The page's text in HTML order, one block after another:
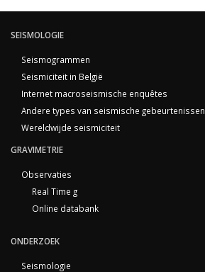
SEISMOLOGIE
Seismogrammen
Seismiciteit in België
Internet macroseismische enquêtes
Andere types van seismische gebeurtenissen
Wereldwijde seismiciteit
GRAVIMETRIE
Observaties
Real Time g
Online databank
ONDERZOEK
Seismologie